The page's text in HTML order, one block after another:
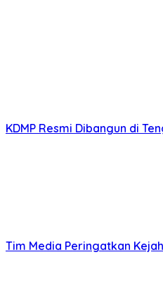
KDMP Resmi Dibangun di
Tim Media Peringatkan